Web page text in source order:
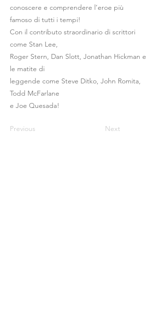
conoscere e comprendere l’eroe più
famoso di tutti i tempi!
Con il contributo straordinario di scrittori
come Stan Lee,
Roger Stern, Dan Slott, Jonathan Hickman e
le matite di
leggende come Steve Ditko, John Romita,
Todd McFarlane
e Joe Quesada!
Previous Next